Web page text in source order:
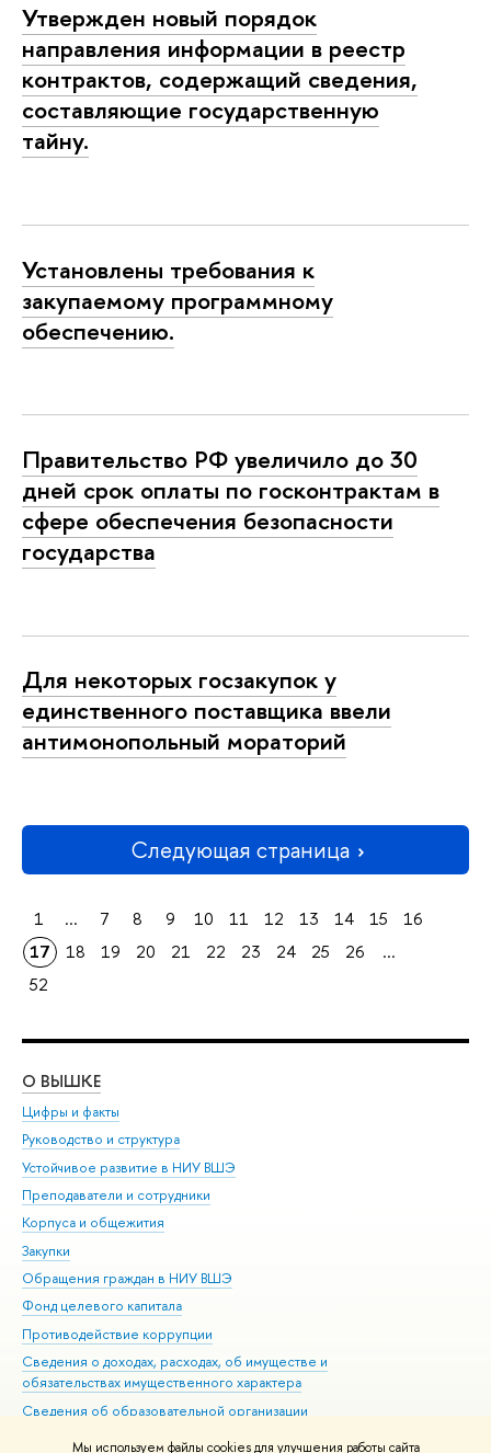
Мы используем файлы cookies для улучшения работы сайта
Утвержден новый порядок
направления информации в реестр
контрактов, содержащий сведения,
составляющие государственную
тайну.
Установлены требования к
закупаемому программному
обеспечению.
Правительство РФ увеличило до 30
дней срок оплаты по госконтрактам в
сфере обеспечения безопасности
государства
Для некоторых госзакупок у
единственного поставщика ввели
антимонопольный мораторий
Следующая страница
1 ... 7 8 9 10 11 12 13 14 15
16
17
18 19 20 21 22 23 24 25 26
...
52
О ВЫШКЕ
Цифры и факты
Руководство и структура
Устойчивое развитие в НИУ ВШЭ
Преподаватели и сотрудники
Корпуса и общежития
Закупки
Обращения граждан в НИУ ВШЭ
Фонд целевого капитала
Противодействие коррупции
Сведения о доходах, расходах, об имуществе и
обязательствах имущественного характера
Сведения об образовательной организации
Людям с ограниченными возможностями здоровья